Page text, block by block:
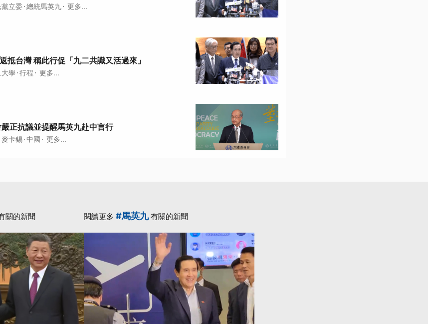
黨立委·總統馬英九· 更多...
抵台灣 稱此行促「九二共識又活過來」
學·行程 · 更多...
正抗議並提醒馬英九赴中言行
麥卡錫·中國 · 更多...
關的新聞 閱讀更多 #馬英九有關的新聞